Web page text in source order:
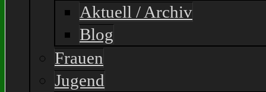
Aktuell / Archiv
Blog
Frauen
Jugend